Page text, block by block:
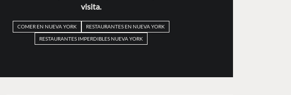
visita.
COMER EN NUEVA YORK
RESTAURANTES EN NUEVA YORK
RESTAURANTES IMPERDIBLES NUEVA YORK